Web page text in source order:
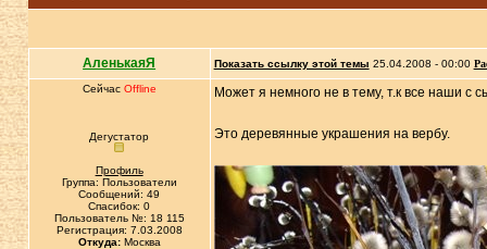
АленькаяЯ Показать ссылку этой темы 25.04.2008 - 00:00
Сейчас Offline
Дегустатор
Профиль
Группа: Пользователи
Сообщений: 49
Спасибок: 0
Пользователь №: 18 115
Регистрация: 7.03.2008
Откуда:Москва
Может я немного не в тему, т.к все наши с
Это деревянные украшения на вербу.